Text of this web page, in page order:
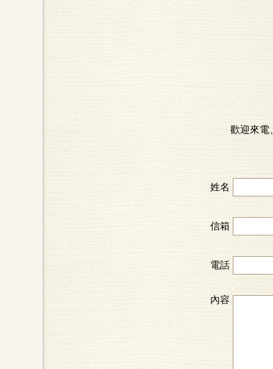
嶢陽嚴選自然元素的優質茶品，透
負擔。
歡迎來電
姓名
信箱
電話
內容